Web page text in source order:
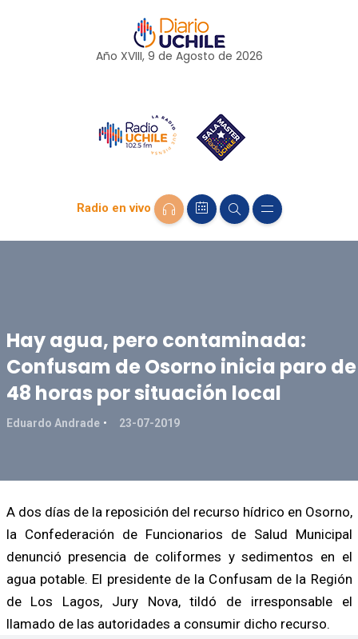
Año XVIII, 9 de Agosto de 2026
Radio en vivo
Hay agua, pero contaminada:
Confusam de Osorno inicia paro de
48 horas por situación local
Eduardo Andrade 23-07-2019
A dos días de la reposición del recurso hídrico en Osorno,
la Confederación de Funcionarios de Salud Municipal
denunció presencia de coliformes y sedimentos en el
agua potable. El presidente de la Confusam de la Región
de Los Lagos, Jury Nova, tildó de irresponsable el
llamado de las autoridades a consumir dicho recurso.